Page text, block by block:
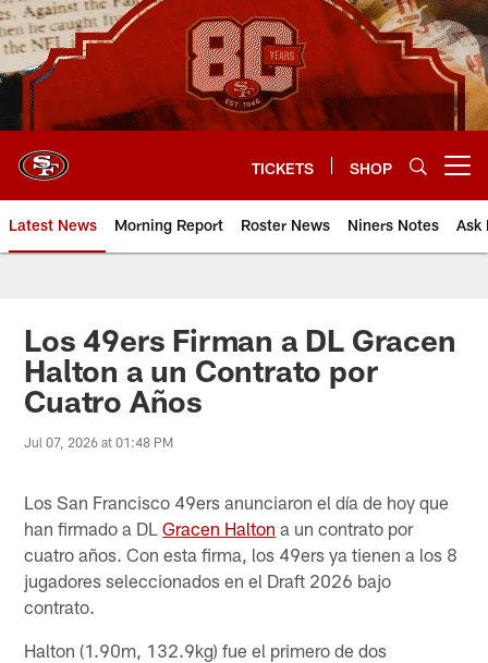
Skip
to
main
content
TICKETS SHOP
Latest News Morning Report Roster News Niners Notes Ask
Los 49ers Firman a DL Gracen
Halton a un Contrato por
Cuatro Años
Jul 07, 2026 at 01:48 PM
Los San Francisco 49ers anunciaron el día de hoy que
han firmado a DLGracen Halton a un contrato por
cuatro años. Con esta firma, los 49ers ya tienen a los 8
jugadores seleccionados en el Draft 2026 bajo
contrato.
Halton (1.90m, 132.9kg) fue el primero de dos